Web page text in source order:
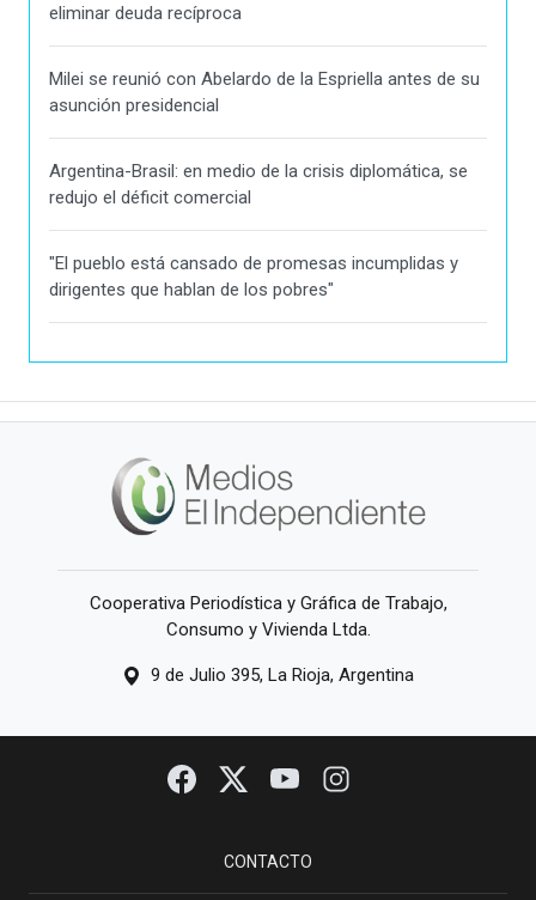
eliminar deuda recíproca
Milei se reunió con Abelardo de la Espriella antes de su
asunción presidencial
Argentina-Brasil: en medio de la crisis diplomática, se
redujo el déficit comercial
"El pueblo está cansado de promesas incumplidas y
dirigentes que hablan de los pobres"
Cooperativa Periodística y Gráfica de Trabajo,
Consumo y Vivienda Ltda.
9 de Julio 395, La Rioja, Argentina
CONTACTO